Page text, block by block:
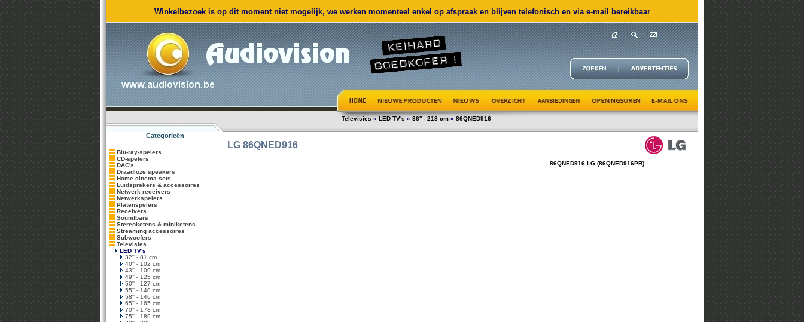
Winkelbezoek is op dit moment niet mogelijk, we werken momenteel enkel op afspraak en blijven telefonisch en via e-mail bereikbaar
Televisies»LED TV's » 86'' - 218 cm » 86QNED916
Categorieën
Blu-ray-spelers
CD-spelers
DAC's
Draadloze speakers
Home cinema sets
Luidsprekers & accessoires
Netwerk receivers
Netwerkspelers
Platenspelers
Receivers
Soundbars
Stereoketens & miniketens
Streaming accessoires
Subwoofers
Televisies
LED TV's
32'' - 81 cm
40'' - 102 cm
43'' - 109 cm
49'' - 125 cm
50'' - 127 cm
55'' - 140 cm
58'' - 146 cm
65'' - 165 cm
70'' - 178 cm
75'' - 189 cm
LG 86QNED916
86QNED916 LG (86QNED916PB)